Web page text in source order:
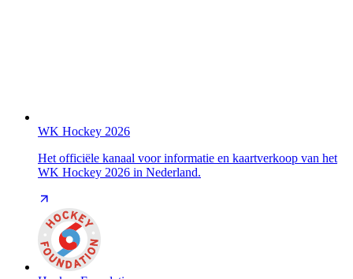
WK Hockey 2026
Het officiële kanaal voor informatie en kaartverkoop van het
WK Hockey 2026 in Nederland.